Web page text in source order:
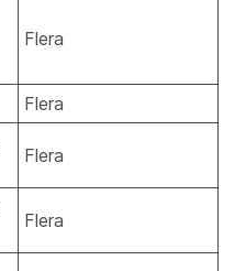
Flera
Flera
Flera
Flera